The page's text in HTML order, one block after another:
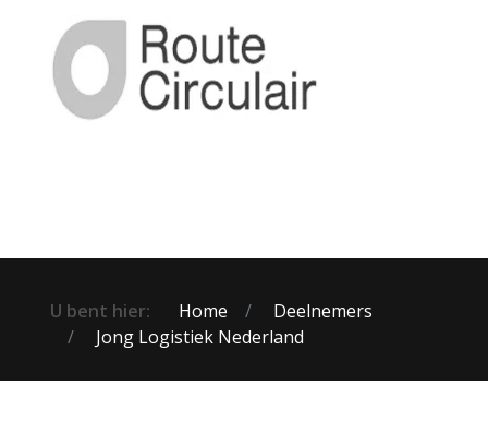
U bent hier: Home
Deelnemers
Jong Logistiek Nederland